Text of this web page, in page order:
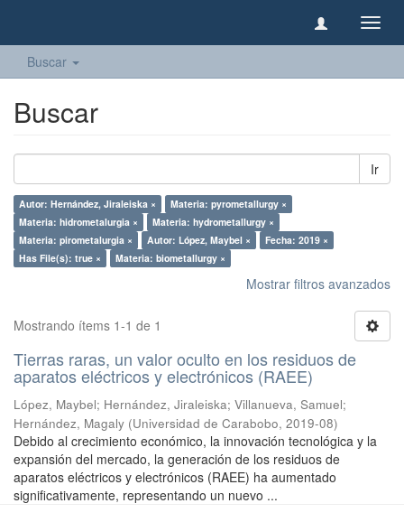
Buscar
Buscar
Ir
Autor: Hernández, Jiraleiska ×
Materia: pyrometallurgy ×
Materia: hidrometalurgia ×
Materia: hydrometallurgy ×
Materia: pirometalurgia ×
Autor: López, Maybel ×
Fecha: 2019 ×
Has File(s): true ×
Materia: biometallurgy ×
Mostrar filtros avanzados
Mostrando ítems 1-1 de 1
Tierras raras, un valor oculto en los residuos de
aparatos eléctricos y electrónicos (RAEE)
López, Maybel; Hernández, Jiraleiska; Villanueva, Samuel;
Hernández, Magaly (Universidad de Carabobo, 2019-08)
Debido al crecimiento económico, la innovación tecnológica y la
expansión del mercado, la generación de los residuos de
aparatos eléctricos y electrónicos (RAEE) ha aumentado
significativamente, representando un nuevo ...